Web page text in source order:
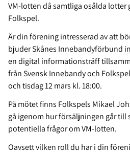
VM-lotten då samtliga osålda lotter
Folkspel.
Är din förening intresserad av att
bjuder Skånes Innebandyförbund
en digital informationsträff
från Svensk Innebandy och
och tisdag 12 mars kl. 18:00.
På mötet finns Folkspels Mikael
gå igenom hur försäljningen går till
potentiella frågor om VM-lotten.
Oavsett vilken roll du har i din